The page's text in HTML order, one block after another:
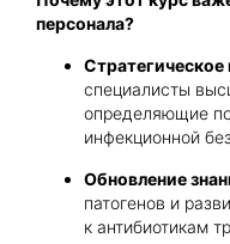
персонала?
Стратегическое
специалисты
определяющие
инфекционной
Обновление
патогенов и
к антибиотикам
данных иe-mail